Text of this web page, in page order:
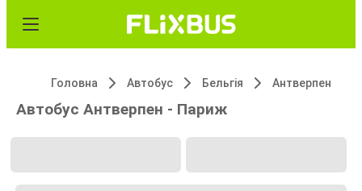
Головна Автобус Бельгія Антверпен
Автобус Антверпен - Париж